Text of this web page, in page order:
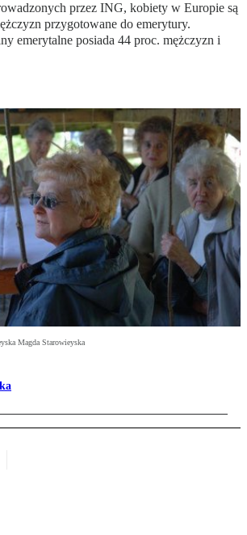
przez ING, kobiety w Europie są
przygotowane do emerytury.
emerytalne posiada 44 proc. mężczyzn i
Magda Starowieyska